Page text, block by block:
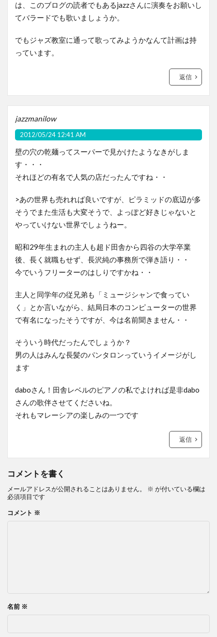
は、このブログの読者でもあるjazzさんに演奏をお願いし
てバラードでも歌いましょうか。
でもジャズ教室に通って歌ってみようかなんて計画は持
っています。
返信
jazzmanilow
2012/05/24 12:41 AM
壁の穴の乾麺ってスーパーで見かけたようなきがしま
す・・・
それほどの有名で人気の店だったんですね・・
>あの世界も売れれば良いですが、ピラミッドの底辺が多
そうでまた生活も大変そうで、よっぽど好きじゃないと
やっていけない世界でしょうねー。
昭和29年生まれの主人も超ド田舎から四谷の大学卒業
後、長く就職もせず、長沢純の事務所で弾き語り・・
今でいうフリーターのはしりですかね・・
主人と同学年の従兄弟も「ミュージシャンで食ってい
く」とか言いながら、結局日本のコンピューターの世界
で有名になったそうですが、今は名前聞きません・・
そういう時代だったんでしょうか？
男の人はみんな長髪のパンタロンっていうイメージがし
ます
daboさん！田舎レベルのピアノの私でよければ是非dabo
さんの歌伴させてくださいね。
それもマレーシアの楽しみの一つです
返信
コメントを書く
メールアドレスが公開されることはありません。 ※ が付いている欄は
必須項目です
コメント ※
名前 ※